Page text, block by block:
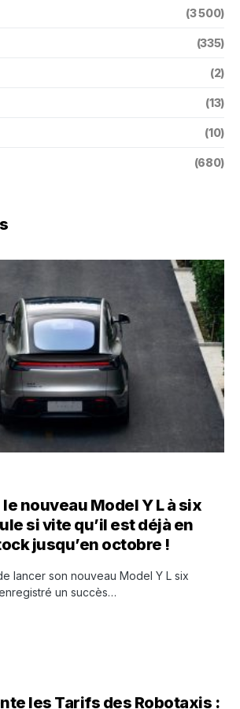
(3 500)
(335)
(2)
(13)
(10)
(680)
nouveau Model Y L à six
si vite qu’il est déjà en
jusqu’en octobre !
lancer son nouveau Model Y L six
un succès…
les Tarifs des Robotaxis :